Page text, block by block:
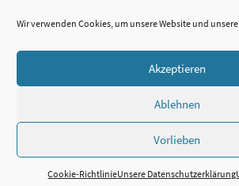
Wir verwenden Cookies, um unsere Website und
Akzeptieren
Ablehnen
Vorlieben
Cookie-RichtlinieUnsere Datenschutzerklärung
VERTRAG WIDERRUFEN